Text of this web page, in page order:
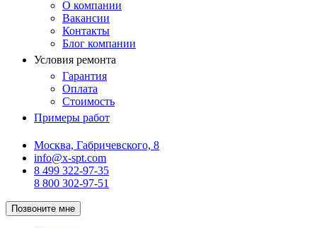
О компании
Вакансии
Контакты
Блог компании
Условия ремонта
Гарантия
Оплата
Стоимость
Примеры работ
Москва, Габричевского, 8
info@x-spt.com
8 499 322-97-35
8 800 302-97-51
Позвоните мне